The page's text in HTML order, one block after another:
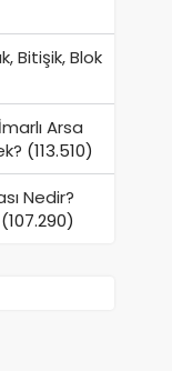
Bitişik, Blok
Arsa
(113.510)
Nedir?
(107.290)